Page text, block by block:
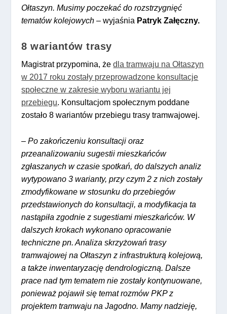
Ołtaszyn. Musimy poczekać do rozstrzygnięć
tematów kolejowych – wyjaśnia Patryk Załęczny.
8 wariantów trasy
Magistrat przypomina, żedla tramwaju na Ołtaszyn
w 2017 roku zostały przeprowadzone konsultacje
społeczne w zakresie wyboru wariantu jej
przebiegu. Konsultacjom społecznym poddane
zostało 8 wariantów przebiegu trasy tramwajowej.
–Po zakończeniu konsultacji oraz
przeanalizowaniu sugestii mieszkańców
zgłaszanych w czasie spotkań, do dalszych analiz
wytypowano 3 warianty, przy czym 2 z nich zostały
zmodyfikowane w stosunku do przebiegów
przedstawionych do konsultacji, a modyfikacja ta
nastąpiła zgodnie z sugestiami mieszkańców. W
dalszych krokach wykonano opracowanie
techniczne pn. Analiza skrzyżowań trasy
tramwajowej na Ołtaszyn z infrastrukturą kolejową,
a także inwentaryzację dendrologiczną. Dalsze
prace nad tym tematem nie zostały kontynuowane,
ponieważ pojawił się temat rozmów PKP z
projektem tramwaju na Jagodno. Mamy nadzieję,